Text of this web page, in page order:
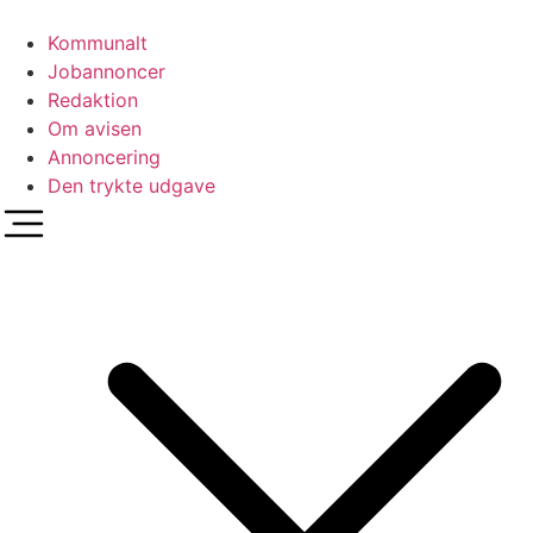
indhold
Kommunalt
Jobannoncer
Redaktion
Om avisen
Annoncering
Den trykte udgave